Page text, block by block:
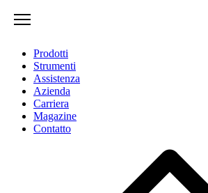
Prodotti
Strumenti
Assistenza
Azienda
Carriera
Magazine
Contatto